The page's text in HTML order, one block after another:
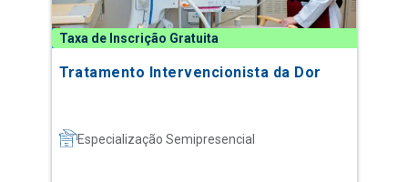
Taxa de Inscrição Gratuita
Tratamento Intervencionista da Dor
Especialização Semipresencial